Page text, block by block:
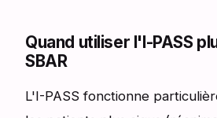
Quand utiliser l'I-PASS
SBAR
L'I-PASS fonctionne